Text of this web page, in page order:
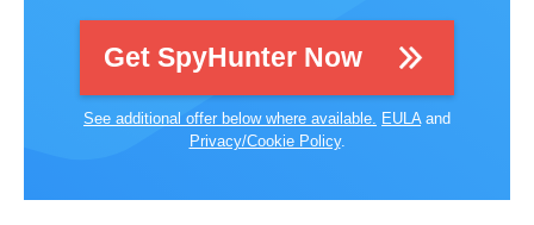
Get SpyHunter Now
See additional offer below where available. EULAand
Privacy/Cookie Policy.